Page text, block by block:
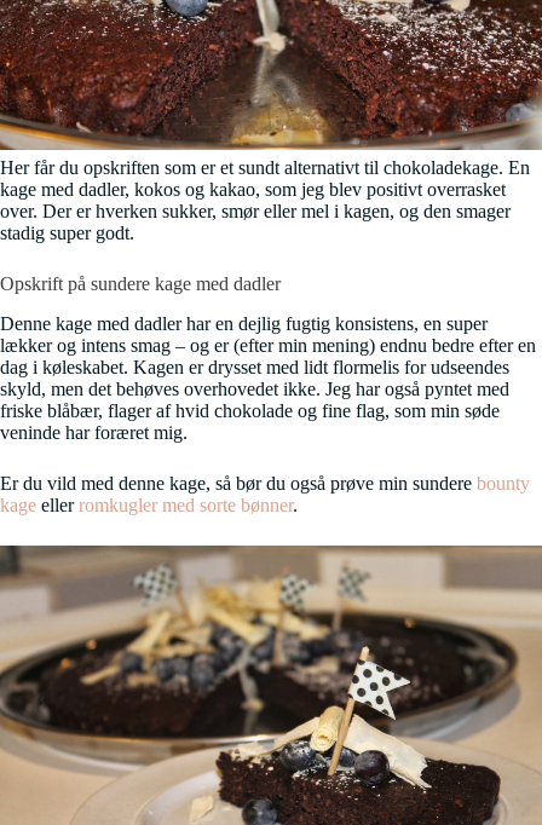
Her får du opskriften som er et sundt alternativt til chokoladekage. En
kage med dadler, kokos og kakao, som jeg blev positivt overrasket
over. Der er hverken sukker, smør eller mel i kagen, og den smager
stadig super godt.
Opskrift på sundere kage med dadler
Denne kage med dadler har en dejlig fugtig konsistens, en super
lækker og intens smag – og er (efter min mening) endnu bedre efter en
dag i køleskabet. Kagen er drysset med lidt flormelis for udseendes
skyld, men det behøves overhovedet ikke. Jeg har også pyntet med
friske blåbær, flager af hvid chokolade og fine flag, som min søde
veninde har foræret mig.
Er du vild med denne kage, så bør du også prøve min sundere bounty
kage ellerromkugler med sorte bønner.